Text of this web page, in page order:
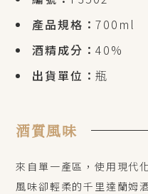
產品規格：700ml
酒精成分：40%
出貨單位：瓶
酒質風味
來自單一產區，使用現代
風味卻輕柔的千里達蘭姆